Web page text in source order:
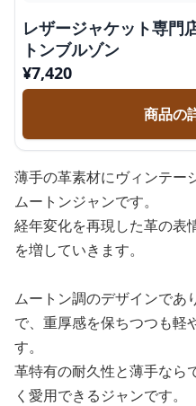
レザージャケット専門
トンブルゾン
¥7,420
商品の
薄手の革素材にヴィンテー
ムートンジャンです。
経年変化を再現した革の表
を増していきます。
ムートン調のデザインであ
で、重厚感を保ちつつも軽
す。
革特有の耐久性と薄手なら
く愛用できるジャンです。